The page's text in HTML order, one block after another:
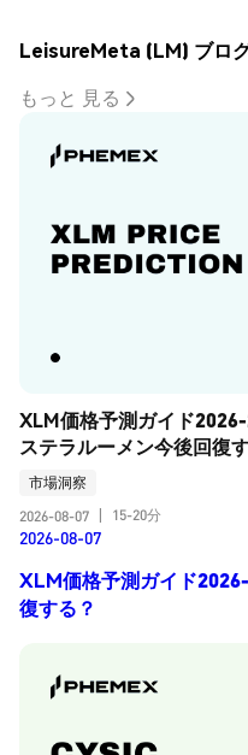
LeisureMeta (LM) ブロ
もっと 見る
XLM価格予測ガイド2026-
ステラルーメン今後回復
市場洞察
2026-08-07
15-20分
2026-08-07
XLM価格予測ガイド
復する？